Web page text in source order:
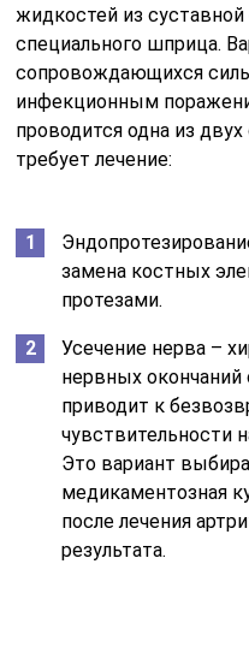
жидкостей из
специального шприца.
сопровождающихся
инфекционным
проводится одна из
требует лечение:
замена костных
протезами.
Усечение нерва –
нервных окончаний
приводит к
чувствительности
Это вариант
медикаментозная
после лечения
результата.